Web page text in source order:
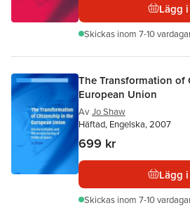
Lägg
Skickas inom 7-10
The Transformation of
European Union
Av Jo Shaw
Häftad, Engelska, 2007
699 kr
Lägg
Skickas inom 7-10